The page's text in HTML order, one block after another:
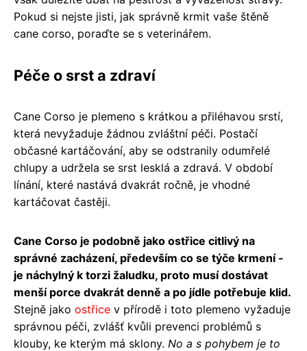
Pokud si nejste jisti, jak správně krmit vaše štěně
cane corso, poraďte se s veterinářem.
Péče o srst a zdraví
Cane Corso je plemeno s krátkou a přiléhavou srstí,
která nevyžaduje žádnou zvláštní péči. Postačí
občasné kartáčování, aby se odstranily odumřelé
chlupy a udržela se srst lesklá a zdravá. V období
línání, které nastává dvakrát ročně, je vhodné
kartáčovat častěji.
Cane Corso je podobně jako ostřice citlivý na
správné zacházení, především co se týče krmení -
je náchylný k torzi žaludku, proto musí dostávat
menší porce dvakrát denně a po jídle potřebuje klid.
Stejně jako ostřice v přírodě i toto plemeno vyžaduje
správnou péči, zvlášť kvůli prevenci problémů s
klouby, ke kterým má sklony. No a s pohybem je to